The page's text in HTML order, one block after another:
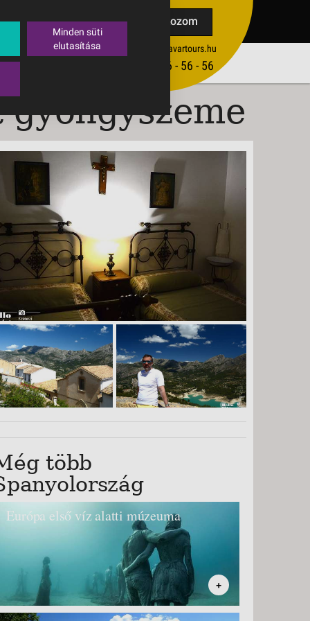
Feliratkozom
ertekesites@budavartours.hu
(+36­ 1) 3 - 56 - 56 - 56
TIPPEK
több
Európa első víz alatti múzeuma
+
Minden süti
elutasítása